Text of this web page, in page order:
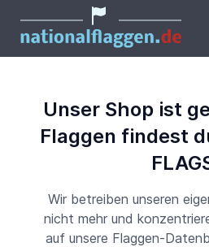
Unser Shop ist
Flaggen findest
Wir betreiben unseren
nicht mehr und
auf unsere Flaggen-